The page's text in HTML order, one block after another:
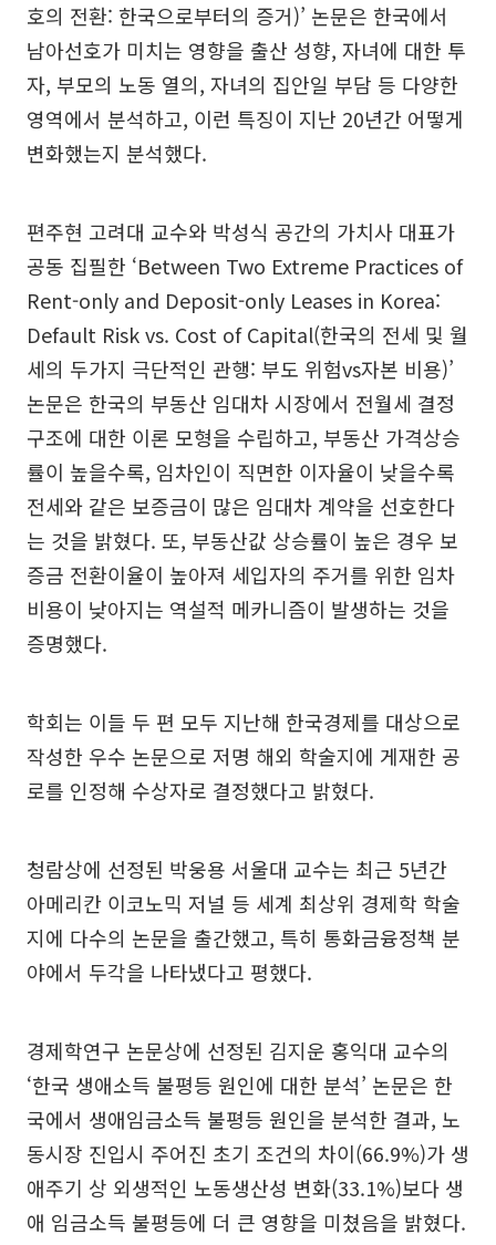
호의 전환: 한국으로부터의 증거)’ 논문은 한국에서
남아선호가 미치는 영향을 출산 성향, 자녀에 대한 투
자, 부모의 노동 열의, 자녀의 집안일 부담 등 다양한
영역에서 분석하고, 이런 특징이 지난 20년간 어떻게
변화했는지 분석했다.
편주현 고려대 교수와 박성식 공간의 가치사 대표가
공동 집필한 ‘Between Two Extreme Practices of
Rent-only and Deposit-only Leases in Korea:
Default Risk vs. Cost of Capital(한국의 전세 및 월
세의 두가지 극단적인 관행: 부도 위험vs자본 비용)’
논문은 한국의 부동산 임대차 시장에서 전월세 결정
구조에 대한 이론 모형을 수립하고, 부동산 가격상승
률이 높을수록, 임차인이 직면한 이자율이 낮을수록
전세와 같은 보증금이 많은 임대차 계약을 선호한다
는 것을 밝혔다. 또, 부동산값 상승률이 높은 경우 보
증금 전환이율이 높아져 세입자의 주거를 위한 임차
비용이 낮아지는 역설적 메카니즘이 발생하는 것을
증명했다.
학회는 이들 두 편 모두 지난해 한국경제를 대상으로
작성한 우수 논문으로 저명 해외 학술지에 게재한 공
로를 인정해 수상자로 결정했다고 밝혔다.
청람상에 선정된 박웅용 서울대 교수는 최근 5년간
아메리칸 이코노믹 저널 등 세계 최상위 경제학 학술
지에 다수의 논문을 출간했고, 특히 통화금융정책 분
야에서 두각을 나타냈다고 평했다.
경제학연구 논문상에 선정된 김지운 홍익대 교수의
‘한국 생애소득 불평등 원인에 대한 분석’ 논문은 한
국에서 생애임금소득 불평등 원인을 분석한 결과, 노
동시장 진입시 주어진 초기 조건의 차이(66.9%)가 생
애주기 상 외생적인 노동생산성 변화(33.1%)보다 생
애 임금소득 불평등에 더 큰 영향을 미쳤음을 밝혔다.